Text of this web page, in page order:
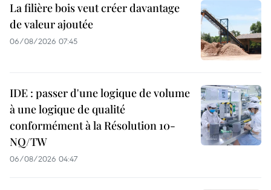
La filière bois veut créer davantage
de valeur ajoutée
06/08/2026 07:45
IDE : passer d'une logique de volume
à une logique de qualité
conformément à la Résolution 10-
NQ/TW
06/08/2026 04:47